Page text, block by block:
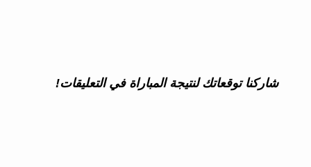
شاركنا توقعاتك لنتيجة المباراة في التعليقات!